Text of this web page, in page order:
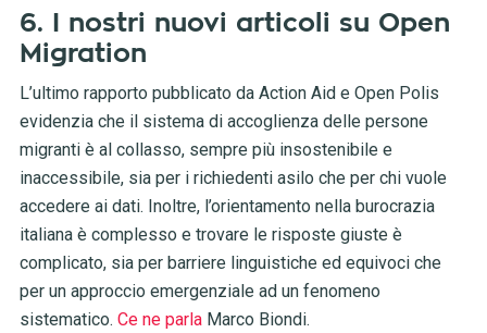
6. I nostri nuovi articoli su Open
Migration
L’ultimo rapporto pubblicato da Action Aid e Open Polis
evidenzia che il sistema di accoglienza delle persone
migranti è al collasso, sempre più insostenibile e
inaccessibile, sia per i richiedenti asilo che per chi vuole
accedere ai dati. Inoltre, l’orientamento nella burocrazia
italiana è complesso e trovare le risposte giuste è
complicato, sia per barriere linguistiche ed equivoci che
per un approccio emergenziale ad un fenomeno
sistematico. Ce ne parlaMarco Biondi.